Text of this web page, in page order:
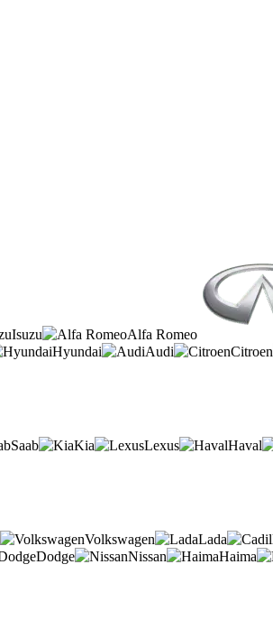
Isuzu Alfa Romeo
Hyundai Audi Citroen
Saab Kia Lexus Haval
Volkswagen Lada
Dodge Nissan Haima